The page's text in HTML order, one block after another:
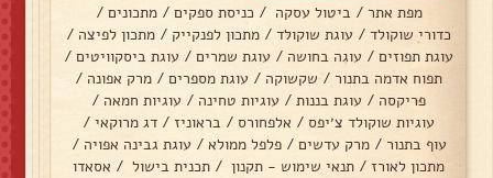
מפת אתר / ביטול עסקה / כניסת ספקים / מתכונים /
כדורי שוקולד / עוגת שוקולד / מתכון לפנקייק / מתכון לפיצה /
עוגת תפוזים / עוגה בחושה / עוגת שמרים / עוגת ביסקוויטים /
תפוח אדמה בתנור / שקשוקה / עוגת מספרים / מרק אפונה /
פריקסה / עוגת בננות / עוגיות טחינה / עוגיות חמאה /
עוגיות שוקולד צ׳יפס / אלפחורס / בראוניז / דג מרוקאי /
עוף בתנור / מרק עדשים / פלפל ממולא / עוגת גבינה אפויה /
מתכון לאורז / תנאי שימוש - תקנון / תכנית בישול / אסאדו